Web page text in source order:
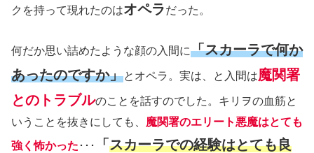
クを持って現れたのはオペラだった。
何だか思い詰めたような顔の入間に「スカーラで何か
あったのですか」とオペラ。実は、と入間は魔関署
とのトラブルのことを話すのでした。キリヲの血筋と
いうことを抜きにしても、 魔関署のエリート悪魔はとても
強く怖かった ･･･ 「 スカーラでの経験はとても良